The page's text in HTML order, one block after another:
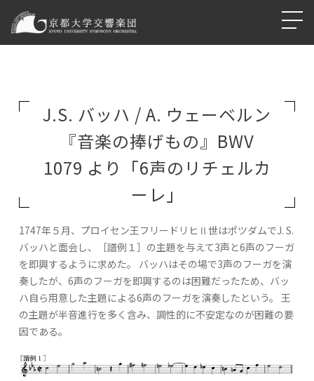
J.S. バッハ / A. ウェーベルン
『音楽の捧げもの』BWV
1079 より「6声のリチェルカ
ーレ」
1747年５月、プロイセン王フリードリヒⅡ世はポツダムでJ. S.
バッハと面会し、［譜例１］の主題を与えて3声と6声のフーガ
を即興するように求めた。 バッハはその場で3声のフーガを演
奏したが、6声のフーガを即興するのは困難だったため、バッ
ハ自ら用意した主題による6声のフーガを演奏したという。 王
の主題が半音進行を多く含み、調性的に不安定なのが困難の要
因である。